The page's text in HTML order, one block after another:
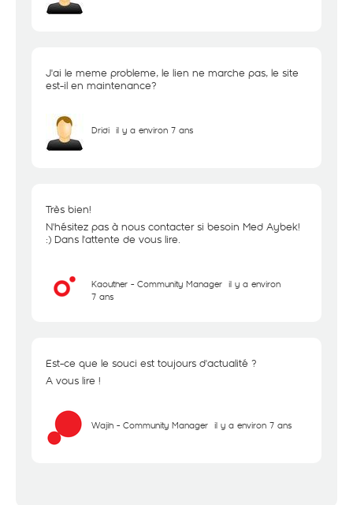
J'ai le meme probleme, le lien ne marche pas, le site
est-il en maintenance?
Dridi il y a environ 7 ans
Très bien!
N'hésitez pas à nous contacter si besoin Med Aybek!
:) Dans l'attente de vous lire.
Kaouther - Community Manager il y a environ
7 ans
Est-ce que le souci est toujours d'actualité ?
A vous lire !
Wajih - Community Manager il y a environ 7 ans